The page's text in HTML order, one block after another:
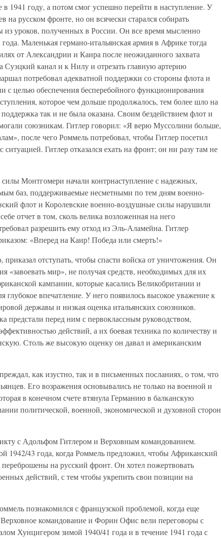
1941 году, а потом смог успешно перейти в наступление. У
на русском фронте, но он всячески старался собирать
уроков, полученных в России. Он все время мысленно
Маленькая германо-итальянская армия в Африке тогда
от Александрии и Каира после неожиданного захвата
Суэцкий канал и к Нилу и отрезать главную артерию
потребовал адекватной поддержки со стороны флота и
с целью обеспечения бесперебойного функционирования
которое чем дольше продолжалось, тем более шло на
так и не была оказана. Своим бездействием флот и
союзникам. Гитлер говорил: «Я верю Муссолини больше,
после чего Роммель потребовал, чтобы Гитлер посетил
Гитлер отказался ехать на фронт; он ни разу там не
Монтгомери начали контрнаступление с надежных,
баз, поддерживаемые несметными по тем дням военно-
флот и Королевские военно-воздушные силы нарушили
отчет в том, сколь велика возложенная на него
разрешить ему отход из Эль-Аламейна. Гитлер
«Вперед на Каир! Победа или смерть!»
приказал отступать, чтобы спасти войска от уничтожения. Он
«завоевать мир», не получая средств, необходимых для их
кампании, которые касались Великобритании и
глубокое впечатление. У него появилось высокое уважение к
державы и низкая оценка итальянских союзников.
предстали перед ним с первоклассным руководством,
действий, а их боевая техника по количеству и
Столь же высокую оценку он давал и американским
как изустно, так и в письменных посланиях, о том, что
Его возражения основывались не только на военной и
в конечном счете втянула Германию в балканскую
политической, военной, экономической и духовной сторон
с Адольфом Гитлером и Верховным командованием.
1942/43 года, когда Роммель предложил, чтобы Африканский
на русский фронт. Он хотел пожертвовать
действий, с тем чтобы укрепить свои позиции на
познакомился с французской проблемой, когда еще
командование и Форин Офис вели переговоры с
Хунцигером зимой 1940/41 года и в течение 1941 года с